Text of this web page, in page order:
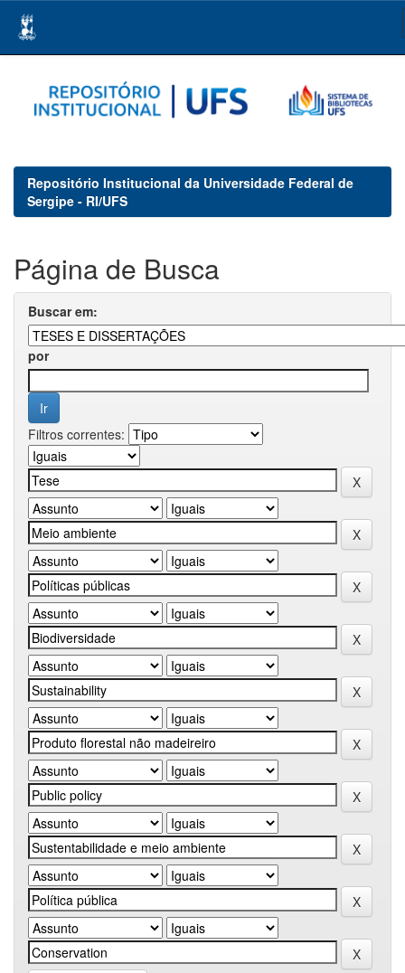
navigation
Repositório Institucional da Universidade Federal de
Sergipe - RI/UFS
Página de Busca
Buscar em:
por
Filtros correntes: